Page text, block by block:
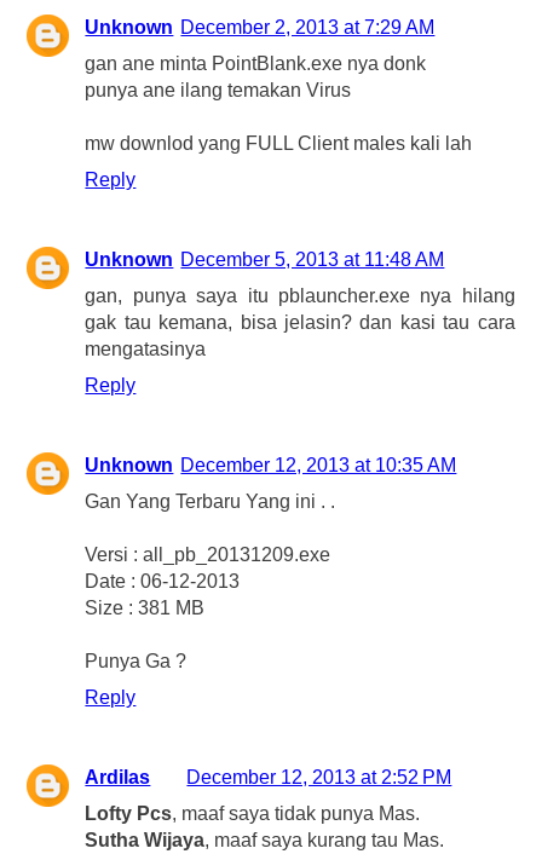
Unknown December 2, 2013 at 7:29 AM
gan ane minta PointBlank.exe nya donk
punya ane ilang temakan Virus
mw downlod yang FULL Client males kali lah
Reply
Unknown December 5, 2013 at 11:48 AM
gan, punya saya itu pblauncher.exe nya hilang
gak tau kemana, bisa jelasin? dan kasi tau cara
mengatasinya
Reply
Unknown December 12, 2013 at 10:35 AM
Gan Yang Terbaru Yang ini . .
Versi : all_pb_20131209.exe
Date : 06-12-2013
Size : 381 MB
Punya Ga ?
Reply
Ardilas
December 12, 2013 at 2:52 PM
Lofty Pcs, maaf saya tidak punya Mas.
Sutha Wijaya, maaf saya kurang tau Mas.